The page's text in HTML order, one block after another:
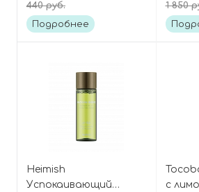
женьшенем и
пептидами
440 руб.
Подробнее
1 850
Heimish
Успокаивающий
с